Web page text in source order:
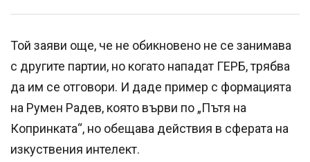
Той заяви още, че не обикновено не се занимава
с другите партии, но когато нападат ГЕРБ, трябва
да им се отговори. И даде пример с формацията
на Румен Радев, която върви по „Пътя на
Копринката“, но обещава действия в сферата на
изкуствения интелект.